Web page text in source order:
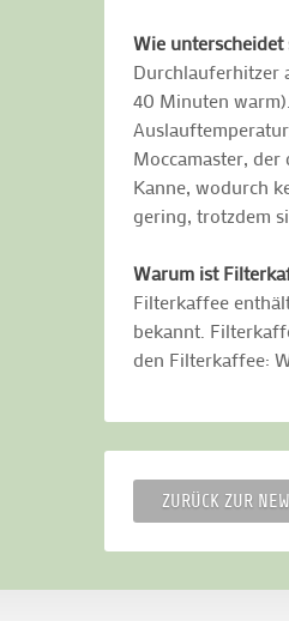
Wie unterscheidet
Durchlauferhitzer
40 Minuten
Moccamaster,
Kanne, wodurch
gering, trotzdem
Warum ist
Filterkaffee
bekannt.
den Filterkaffee:
ZURÜCK ZUR